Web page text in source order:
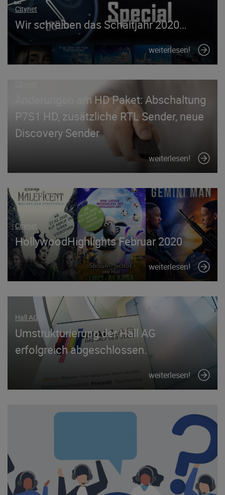
Citynet
Wir schreiben das Schaltjahr 2020…
weiterlesen!
Änderungen am HD Paket: Abschaltung
P7S1 HD, zusätzliche RTL Sender, neue
Discovery Sender
weiterlesen!
Citynet
HollywoodHighlights Februar 2020
weiterlesen!
Hall AG
Umstrukturierung der Hall AG
erfolgreich abgeschlossen.
weiterlesen!